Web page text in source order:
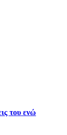
του ενώ